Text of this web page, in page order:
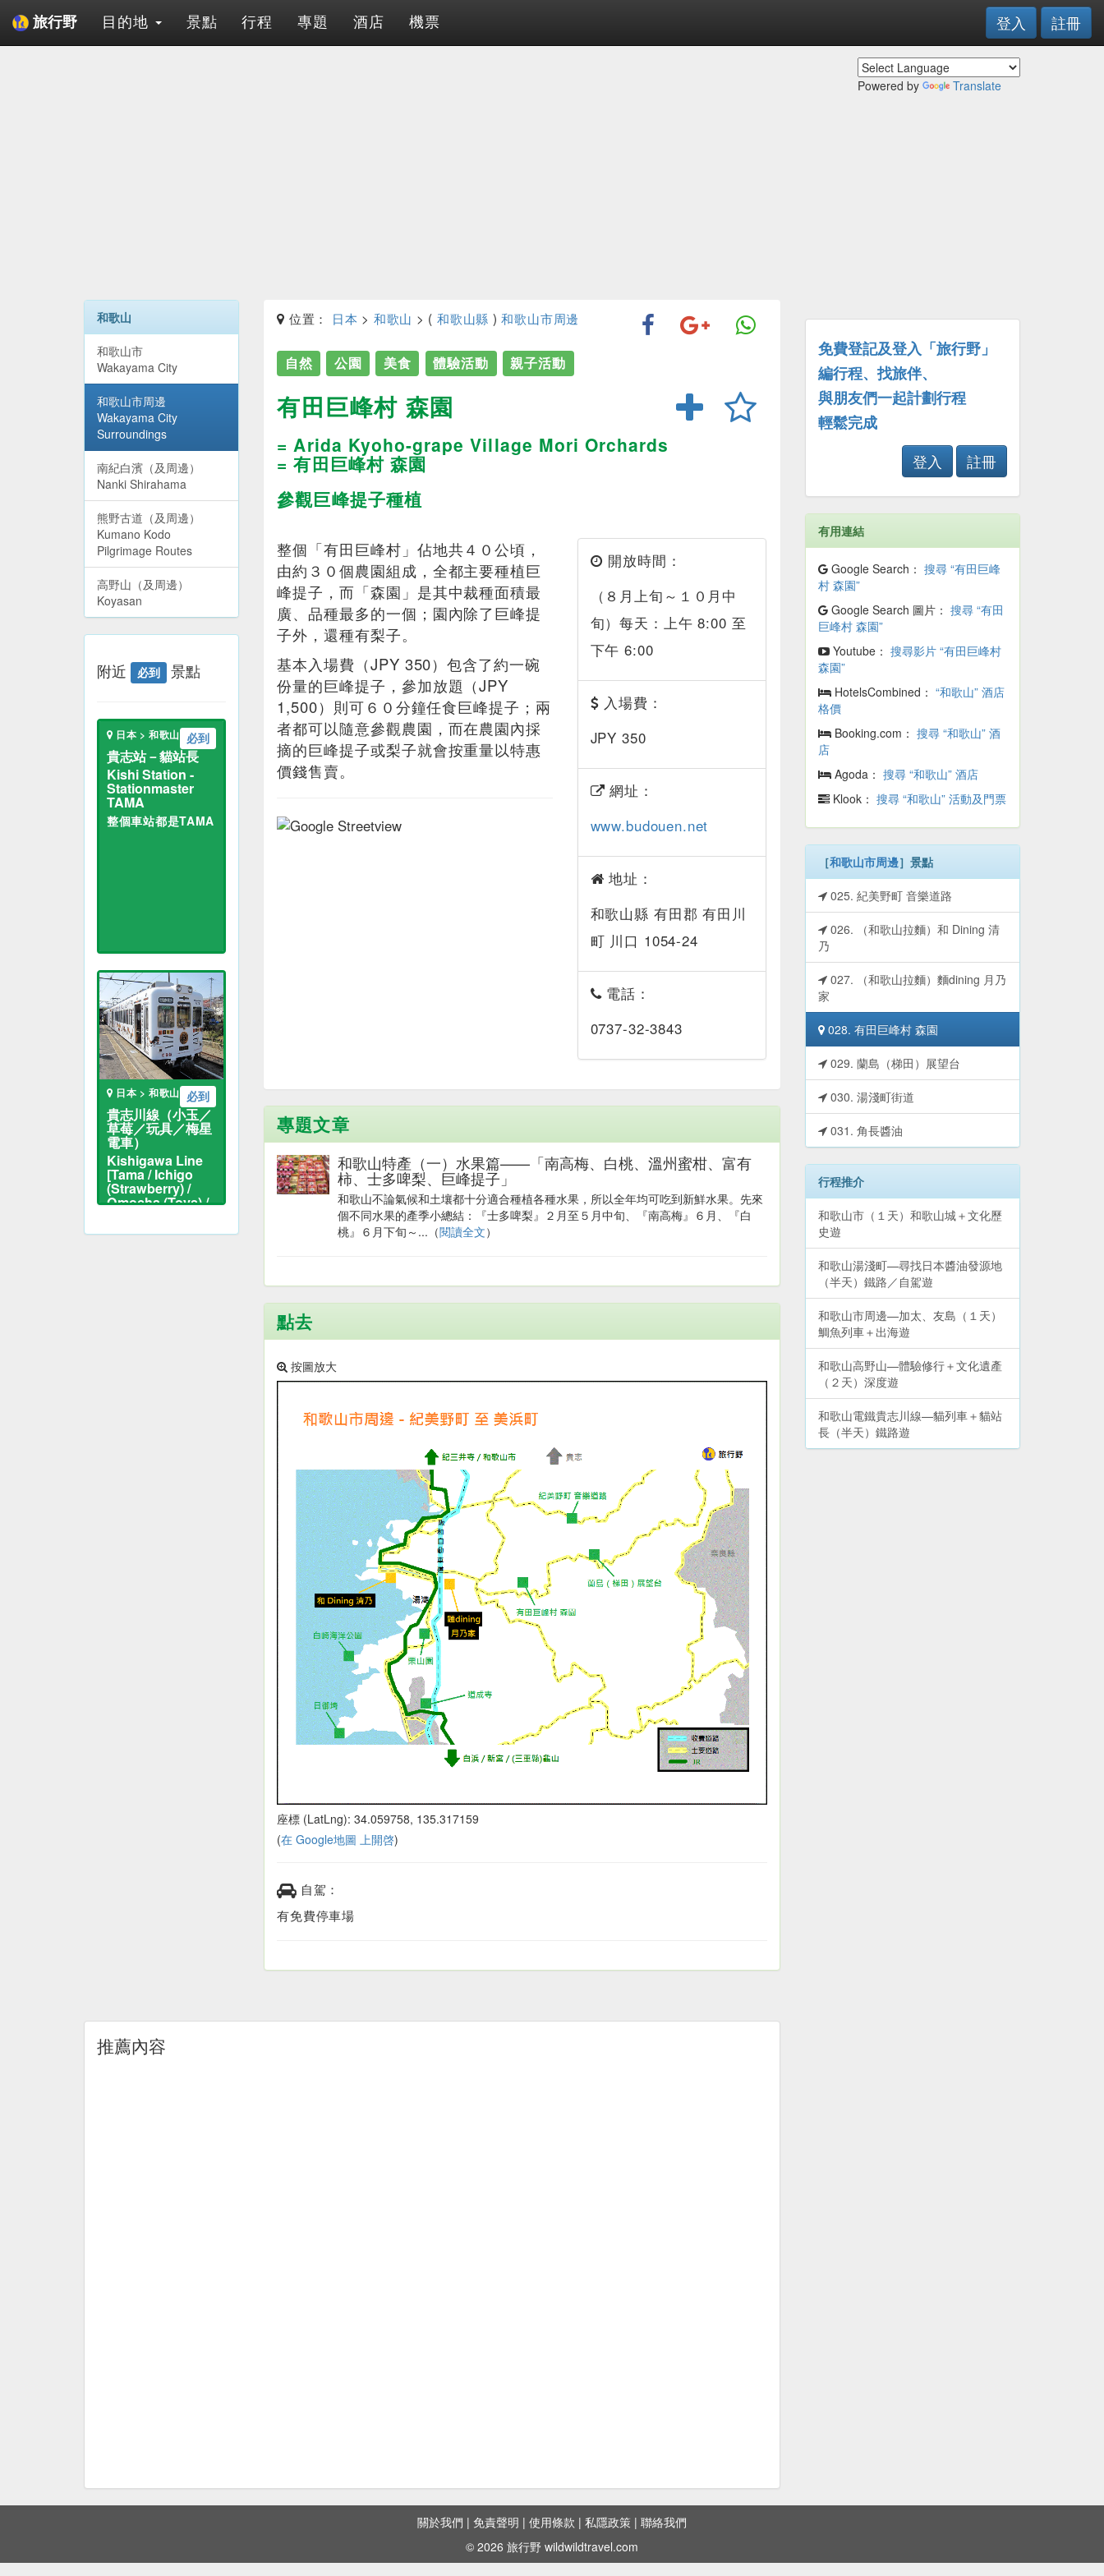
旅行野 目的地 景點 行程 專題 酒店 機票 登入 註冊
Powered by Translate
和歌山
和歌山市
Wakayama City
和歌山市周邊
Wakayama City
Surroundings
南紀白濱（及周邊）
Nanki Shirahama
熊野古道（及周邊）
Kumano Kodo
Pilgrimage Routes
高野山（及周邊）
Koyasan
附近 必到 景點
必到
日本 > 和歌山
貴志站－貓站長
Kishi Station -
Stationmaster
TAMA
整個車站都是TAMA
必到
日本 > 和歌山
貴志川線（小玉／
草莓／玩具／梅星
電車）
Kishigawa Line
[Tama / Ichigo
(Strawberry) /
Omocha (Toys) /
貓站長與貓電車
位置： 日本 > 和歌山 > (和歌山縣 )和歌山市周邊
自然 公園 美食 體驗活動 親子活動
有田巨峰村 森園
= Arida Kyoho-grape Village Mori Orchards
= 有田巨峰村 森園
參觀巨峰提子種植
整個「有田巨峰村」佔地共４０公頃，
由約３０個農園組成，全都主要種植巨
峰提子，而「森園」是其中裁種面積最
廣、品種最多的一個；園內除了巨峰提
子外，還種有梨子。
基本入場費（JPY 350）包含了約一碗
份量的巨峰提子，參加放題（JPY
1,500）則可６０分鐘任食巨峰提子；兩
者都可以隨意參觀農園，而在農園內採
摘的巨峰提子或梨子就會按重量以特惠
價錢售賣。
開放時間：
（８月上旬～１０月中
旬）每天：上午 8:00 至
下午 6:00
入場費：
JPY 350
網址：
www.budouen.net
地址：
和歌山縣 有田郡 有田川
町 川口 1054-24
電話：
0737-32-3843
專題文章
和歌山特產（一）水果篇——「南高梅、白桃、溫州蜜柑、富有
柿、士多啤梨、巨峰提子」
和歌山不論氣候和土壤都十分適合種植各種水果，所以全年均可吃到新鮮水果。先來
個不同水果的產季小總結：『士多啤梨』２月至５月中旬、『南高梅』６月、『白
桃』６月下旬～...（閱讀全文）
點去
按圖放大
座標 (LatLng): 34.059758, 135.317159
(在 Google地圖 上開啓)
自駕：
有免費停車場
推薦內容
免費登記及登入「旅行野」
編行程、找旅伴、
與朋友們一起計劃行程
輕鬆完成
登入
註冊
有用連結
Google Search： 搜尋 “有田巨峰
村 森園”
Google Search 圖片： 搜尋 “有田
巨峰村 森園”
Youtube： 搜尋影片 “有田巨峰村
森園”
HotelsCombined： “和歌山” 酒店
格價
Booking.com： 搜尋 “和歌山” 酒
店
Agoda： 搜尋 “和歌山” 酒店
Klook： 搜尋 “和歌山” 活動及門票
［和歌山市周邊］景點
025. 紀美野町 音樂道路
026. （和歌山拉麵）和 Dining 清
乃
027. （和歌山拉麵）麵dining 月乃
家
028. 有田巨峰村 森園
029. 蘭島（梯田）展望台
030. 湯淺町街道
031. 角長醬油
行程推介
和歌山市（１天）和歌山城＋文化歷
史遊
和歌山湯淺町—尋找日本醬油發源地
（半天）鐵路／自駕遊
和歌山市周邊—加太、友島（１天）
鯛魚列車＋出海遊
和歌山高野山—體驗修行＋文化遺產
（２天）深度遊
和歌山電鐵貴志川線—貓列車＋貓站
長（半天）鐵路遊
關於我們 | 免責聲明 | 使用條款 | 私隱政策 | 聯絡我們
© 2026 旅行野 wildwildtravel.com